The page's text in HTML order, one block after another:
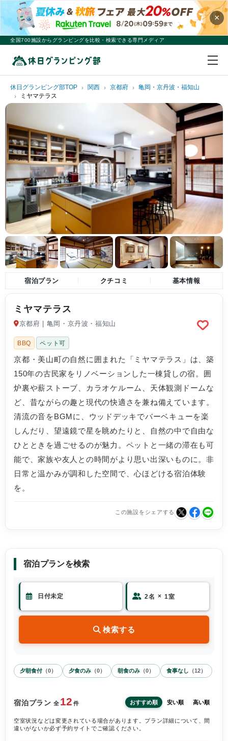
×
全国700施設からグランピングを比較・検索できる専門メディア
休日グランピング部TOP 関西 京都府
亀岡・京丹波・福知山
ミヤマテラス
宿泊プラン クチコミ 基本情報
ミヤマテラス
京都府 | 亀岡・京丹波・福知山
BBQ ペット可
京都・美山町の自然に囲まれた「ミヤマテラス」は、築
150年の古民家をリノベーションした一棟貸しの宿。囲
炉裏や薪ストーブ、カラオケルーム、天体観測ドームな
ど、昔ながらの趣と現代の快適さを兼ね備えています。
清流の音をBGMに、ウッドデッキでバーベキューを楽
しんだり、望遠鏡で星を眺めたりと、自然の中で自由な
ひとときを過ごせるのが魅力。ペットと一緒の滞在も可
能で、家族や友人との時間がより思い出深いものに。非
日常と温かみが調和した空間で、心ほどける宿泊体験
を。
この施設をシェアする
宿泊プランを検索
2名 × 1室
検索する
夕朝食付 （0） 夕食のみ （0） 朝食のみ （0） 食事なし （12）
宿泊プラン 全 12 件 おすすめ順 安い順 高い順
空室状況などは変更されている場合があります。プラン詳細について、間
違いがないか必ず予約サイトでご確認ください。